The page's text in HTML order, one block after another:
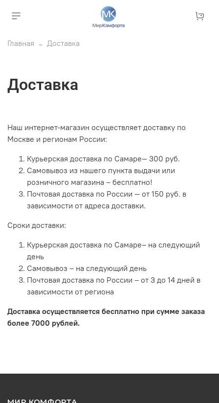
Главная Доставка
Доставка
Наш интернет-магазин осуществляет доставку по
Москве и регионам России:
Курьерская доставка по Самаре— 300 руб.
Самовывоз из нашего пункта выдачи или
розничного магазина – бесплатно!
Почтовая доставка по России — от 150 руб. в
зависимости от адреса доставки.
Сроки доставки:
Курьерская доставка по Самаре– на следующий
день
Самовывоз – на следующий день
Почтовая доставка по России – от 3 до 14 дней в
зависимости от региона
Доставка осуществляется бесплатно при сумме заказа
более 7000 рублей.